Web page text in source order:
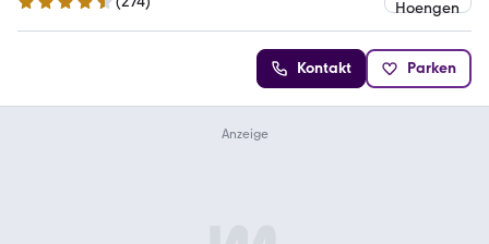
4.5 Sterne
Kontakt Parken